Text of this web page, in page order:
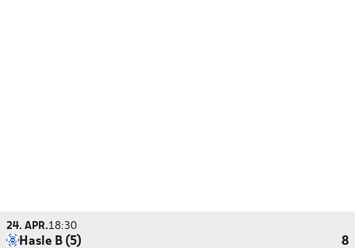
24. APR.18:30
Hasle B (5)
8